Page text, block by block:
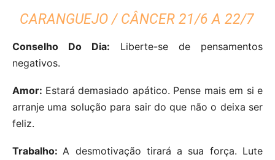
CARANGUEJO / CÂNCER 21/6 A 22/7
Conselho Do Dia: Liberte-se de pensamentos
negativos.
Amor: Estará demasiado apático. Pense mais em si e
arranje uma solução para sair do que não o deixa ser
feliz.
Trabalho: A desmotivação tirará a sua força. Lute